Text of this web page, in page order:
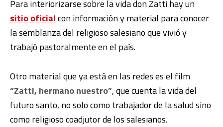
Para interiorizarse sobre la vida don Zatti hay un
sitio oficialcon información y material para conocer
la semblanza del religioso salesiano que vivió y
trabajó pastoralmente en el país.
Otro material que ya está en las redes es el film
“Zatti, hermano nuestro”, que cuenta la vida del
futuro santo, no solo como trabajador de la salud sino
como religioso coadjutor de los salesianos.